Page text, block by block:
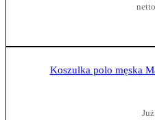
Koszulka polo męska